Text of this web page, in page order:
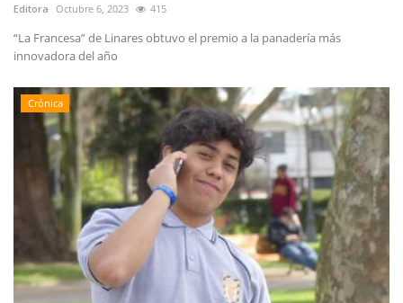
Editora Octubre 6, 2023 415
“La Francesa” de Linares obtuvo el premio a la panadería más
innovadora del año
Crónica